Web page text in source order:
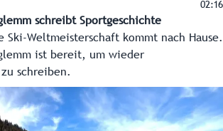
02:16
schreibt Sportgeschichte
Ski-Weltmeisterschaft kommt nach Hause.
ist bereit, um wieder
schreiben.